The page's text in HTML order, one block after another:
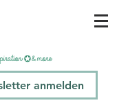
anmelden